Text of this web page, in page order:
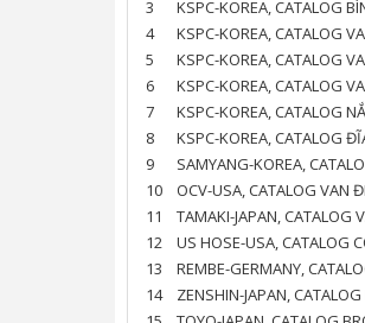
3
KSPC-KOREA, CATALOG
4
KSPC-KOREA, CATALOG
5
KSPC-KOREA, CATALOG
6
KSPC-KOREA, CATALOG
7
KSPC-KOREA, CATALOG
8
KSPC-KOREA, CATALOG
9
SAMYANG-KOREA,
10
OCV-USA, CATALOG VAN
11
TAMAKI-JAPAN, CATALOG
12
US HOSE-USA, CATALOG
13
REMBE-GERMANY,
14
ZENSHIN-JAPAN, CATALOG